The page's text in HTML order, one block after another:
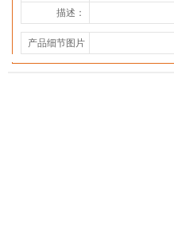
描述：
产品细节图片